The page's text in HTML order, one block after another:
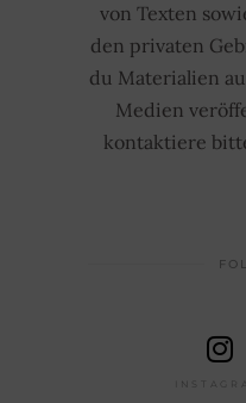
von Texten
den privaten
du Materialien
Medien
kontaktiere